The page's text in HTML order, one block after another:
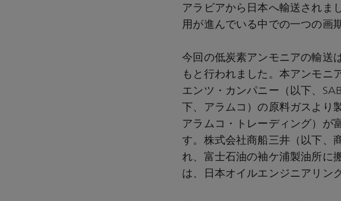
アラビアから日本へ輸送されま
用が進んでいる中での一つの画
今回の低炭素アンモニアの輸送
もと行われました。本アンモニ
エンツ・カンパニー（以下、
下、アラムコ）の原料ガスより
アラムコ・トレーディング）が
す。株式会社商船三井（以下、
れ、富士石油の袖ケ浦製油所に
は、日本オイルエンジニアリン